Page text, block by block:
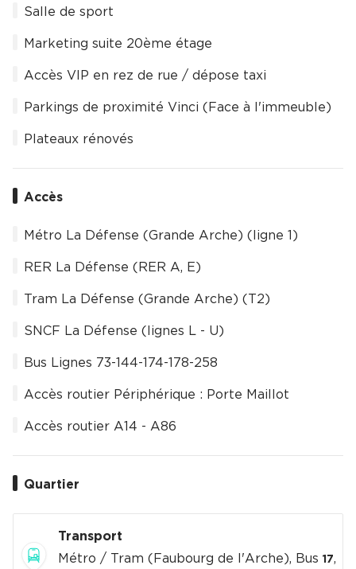
Salle de sport
Marketing suite 20ème étage
Accès VIP en rez de rue / dépose taxi
Parkings de proximité Vinci (Face à l'immeuble)
Plateaux rénovés
Accès
Métro La Défense (Grande Arche) (ligne 1)
RER La Défense (RER A, E)
Tram La Défense (Grande Arche) (T2)
SNCF La Défense (lignes L - U)
Bus Lignes 73-144-174-178-258
Accès routier Périphérique : Porte Maillot
Accès routier A14 - A86
Quartier
Transport
Métro / Tram (Faubourg de l'Arche), Bus 17,